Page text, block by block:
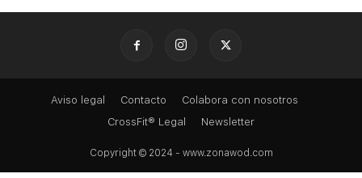
Aviso legal Contacto
Colabora con nosotros
CrossFit® Legal
Newsletter
Copyright © 2024 - www.zonawod.com